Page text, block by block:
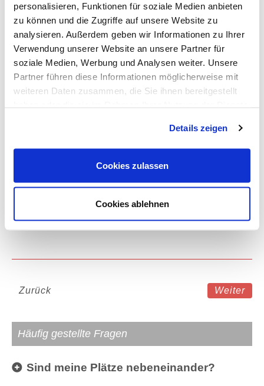
personalisieren, Funktionen für soziale Medien anbieten
zu können und die Zugriffe auf unsere Website zu
analysieren. Außerdem geben wir Informationen zu Ihrer
Verwendung unserer Website an unsere Partner für
soziale Medien, Werbung und Analysen weiter. Unsere
Partner führen diese Informationen möglicherweise mit
weiteren Daten zusammen, die Sie ihnen bereitgestellt
Details zeigen
Cookies zulassen
Cookies ablehnen
C
3-Sterne Hotel in Glasgow
Zimmertyp
4-Sterne Hotel in Glasgow
Kategorie
Zurück Weiter
Häufig gestellte Fragen
Sind meine Plätze nebeneinander?